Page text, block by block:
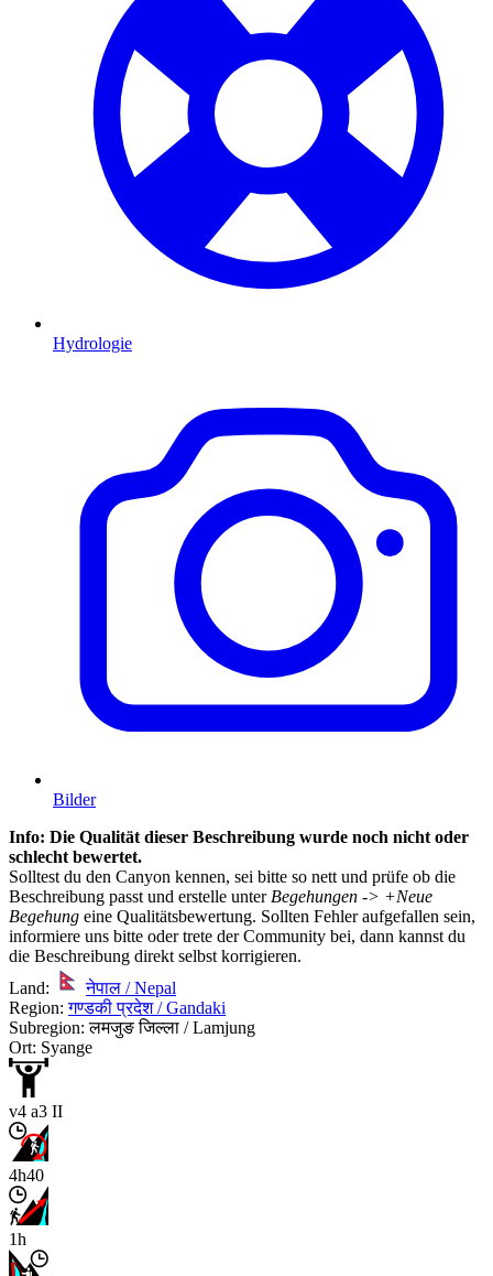
Hydrologie
Bilder
Info: Die Qualität dieser Beschreibung wurde noch nicht oder
schlecht bewertet.
Solltest du den Canyon kennen, sei bitte so nett und prüfe ob die
Beschreibung passt und erstelle unter Begehungen -> +Neue
Begehung eine Qualitätsbewertung. Sollten Fehler aufgefallen sein,
informiere uns bitte oder trete der Community bei, dann kannst du
die Beschreibung direkt selbst korrigieren.
Land:
नेपाल / Nepal
Region:गण्डकी प्रदेश / Gandaki
Subregion: लमजुङ जिल्ला / Lamjung
Ort: Syange
v4 a3 II
4h40
1h